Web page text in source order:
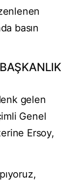
basın
gelen
Genel
Ersoy,